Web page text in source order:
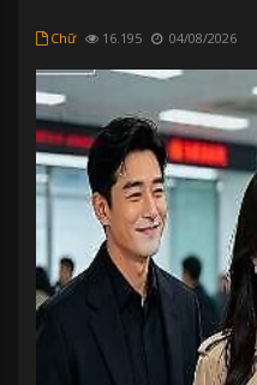
Chữ 16.195 04/08/2026